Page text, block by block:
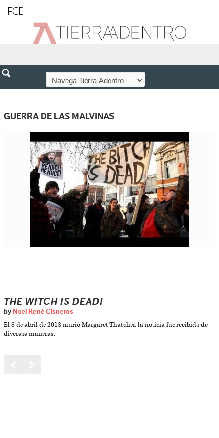
FCE
GUERRA DE LAS MALVINAS
THE WITCH IS DEAD!
by Noel René Cisneros
El 8 de abril de 2013 murió Margaret Thatcher, la noticia fue recibida de
diversas maneras.